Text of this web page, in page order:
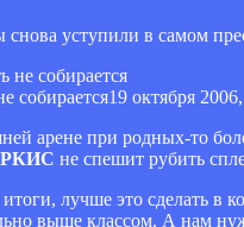
уступили в самом
собирается19 октября
арене при родных-то
не спешит рубить
лучше это сделать в
выше классом. А нам